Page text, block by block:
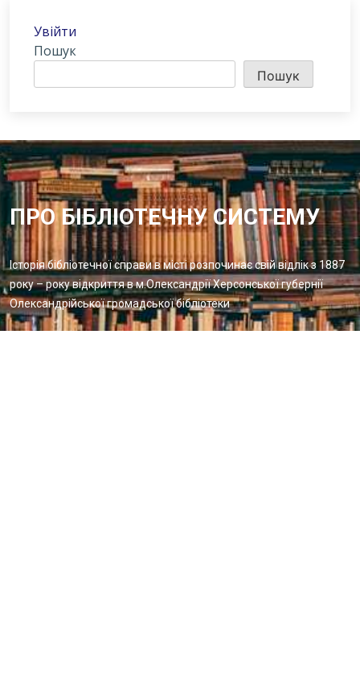
Увійти
Пошук
Пошук
ПРО БІБЛІОТЕЧНУ СИСТЕМУ
Історія бібліотечної справи в місті розпочинає свій відлік з 1887
року – року відкриття в м.Олександрії Херсонської губернії
Олександрійської громадської бібліотеки